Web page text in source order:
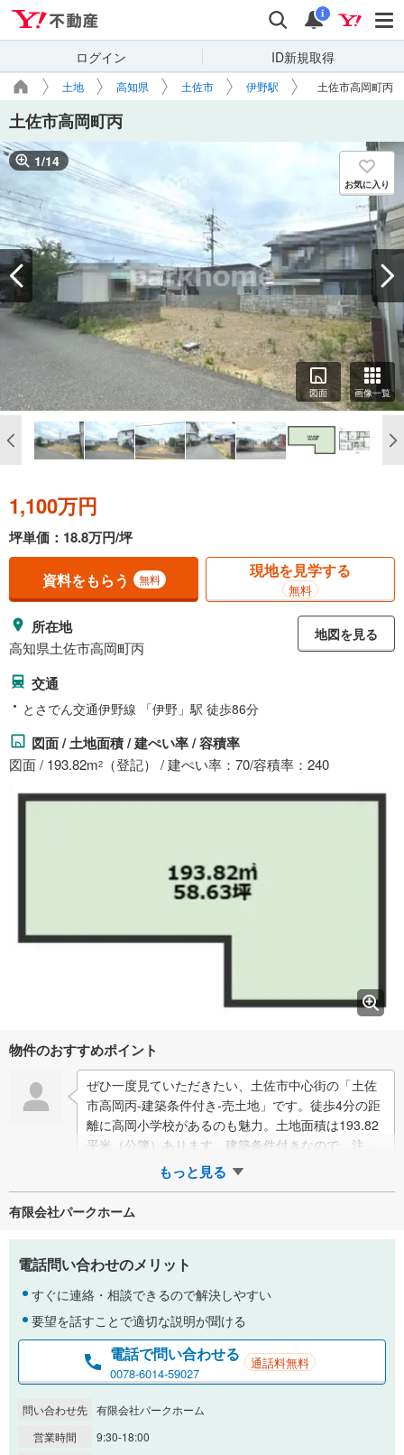
検索 通知
i
ログイン ID新規取得
土地 高知県 土佐市 伊野駅 土佐市高岡町丙
土佐市高岡町丙
1/14
お気に入り
図面 画像一覧
1,100万円
坪単価：18.8万円/坪
資料をもらう 無料 現地を見学する
無料
所在地
高知県土佐市高岡町丙
地図を見る
交通
とさでん交通伊野線 「伊野」駅 徒歩86分
図面 / 土地面積 / 建ぺい率 / 容積率
図面 / 193.82m2 （登記） / 建ぺい率：70/容積率：240
物件のおすすめポイント
ぜひ一度見ていただきたい、土佐市中心街の「土佐
市高岡丙-建築条件付き-売土地」です。徒歩4分の距
離に高岡小学校があるのも魅力。土地面積は193.82
平米（公簿）あります。建築条件付きなので、注文
住宅のような自由度の高さを持ちながら…
もっと見る
有限会社パークホーム
電話問い合わせのメリット
すぐに連絡・相談できるので解決しやすい
要望を話すことで適切な説明が聞ける
電話で問い合わせる
0078-6014-59027
通話料無料
問い合わせ先 有限会社パークホーム
営業時間
9:30-18:00